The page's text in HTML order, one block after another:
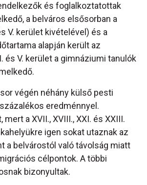
és foglalkoztatottak
a belváros elsősorban a
V. kerület kivételével) és a
alapján került az
és V. kerület a gimnáziumi tanulók
végén néhány külső pesti
eredménnyel.
a XVII., XVIII., XXI. és XXIII.
igen sokat utaznak az
a belvárostól való távolság miatt
célpontok. A többi
bizonyultak.